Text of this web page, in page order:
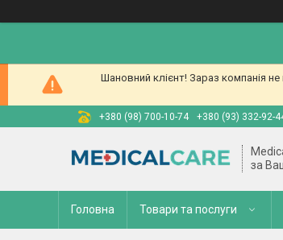
Шановний клієнт! Зараз компанія
+380 (98) 700-10-74 +380 (93) 332-92-
за
Головна Товари та послуги